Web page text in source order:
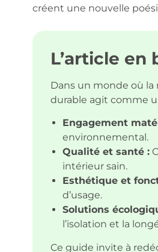
créent une nouvelle
L’article en
Dans un monde où
durable agit comme
Engagement
environnemental.
Qualité et santé :
intérieur sain.
Esthétique et
d’usage.
Solutions
l’isolation et la
Ce guide invite à